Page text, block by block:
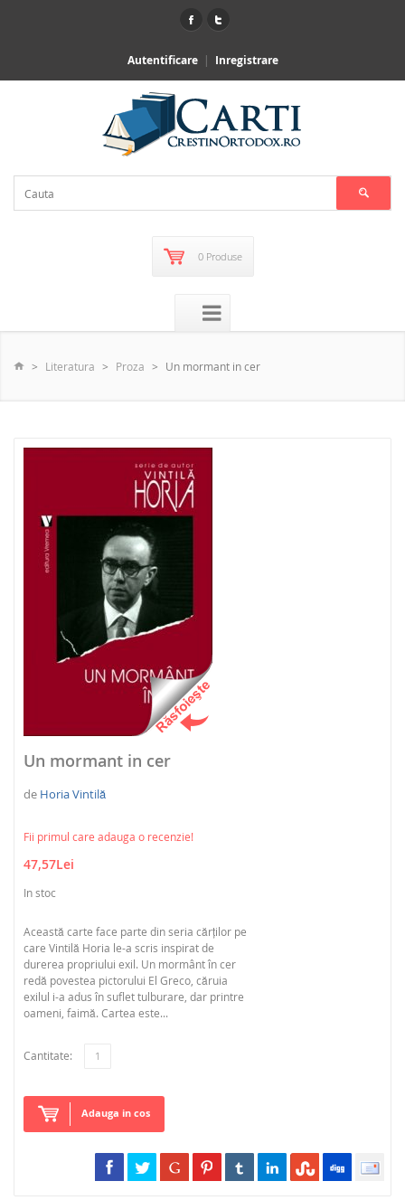
Autentificare Inregistrare
0 Produse
Literatura Proza Un mormant in cer
Un mormant in cer
de Horia Vintilă
Fii primul care adauga o recenzie!
47,57Lei
In stoc
Această carte face parte din seria cărților pe
care Vintilă Horia le-a scris inspirat de
durerea propriului exil. Un mormânt în cer
redă povestea pictorului El Greco, căruia
exilul i-a adus în suflet tulburare, dar printre
oameni, faimă. Cartea este...
Cantitate:
Adauga in cos